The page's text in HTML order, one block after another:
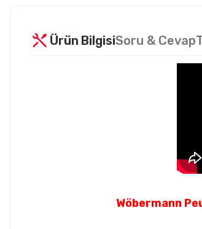
Ürün BilgisiSoru & Cevap
Wöbermann